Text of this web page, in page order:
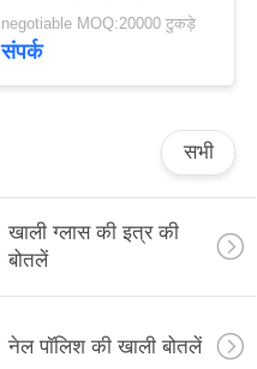
आवश्यक तेल ले जाने का
मामला यात्रा सुरक्षात्मक कवर
negotiable MOQ:20000 टुकड़े
संपर्क
सभी
खाली ग्लास की इत्र की
बोतलें
नेल पॉलिश की खाली बोतलें